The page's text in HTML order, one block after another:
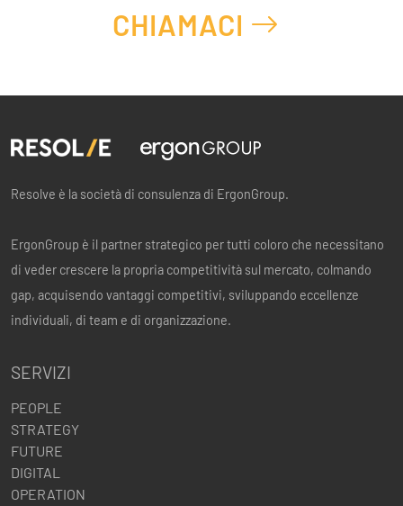
CHIAMACI
Resolve è la società di consulenza di ErgonGroup.
ErgonGroup è il partner strategico per tutti coloro che necessitano
di veder crescere la propria competitività sul mercato, colmando
gap, acquisendo vantaggi competitivi, sviluppando eccellenze
individuali, di team e di organizzazione.
SERVIZI
PEOPLE
STRATEGY
FUTURE
DIGITAL
OPERATION